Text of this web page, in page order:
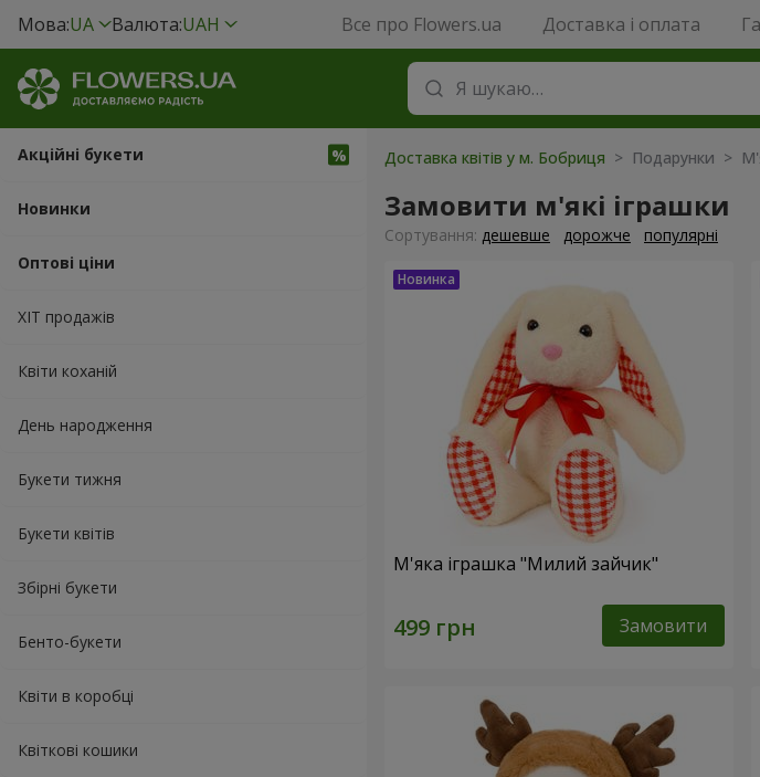
Мова:UA Валюта:UAH Все про Flowers.ua Доставка і оплата
Акційні букети
Новинки
Оптові ціни
ХІТ продажів
Квіти коханій
День народження
Букети тижня
Букети квітів
Збірні букети
Бенто-букети
Квіти в коробці
Квіткові кошики
Доставка квітів у м. Бобриця > Подарунки >
Замовити м'які іграшки
Сортування: дешевше дорожче популярні
М'яка іграшка "Милий зайчик"
Замовити